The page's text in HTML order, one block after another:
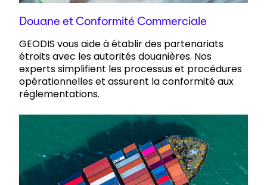
Douane et Conformité Commerciale
GEODIS vous aide à établir des partenariats
étroits avec les autorités douanières. Nos
experts simplifient les processus et procédures
opérationnelles et assurent la conformité aux
réglementations.